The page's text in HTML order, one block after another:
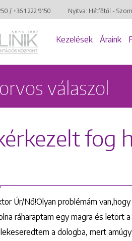
/ +36 1 222 9150 Nyitva: Hétfőtől -
Kezelések Áraink
válaszol
fog
Úr/Nő!Olyan problémám
ráharaptam egy magra és letört
a dologba, mert